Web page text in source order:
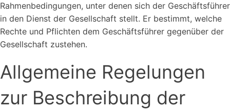
Rahmenbedingungen, unter denen sich der Geschäftsführer
in den Dienst der Gesellschaft stellt. Er bestimmt, welche
Rechte und Pflichten dem Geschäftsführer gegenüber der
Gesellschaft zustehen.
Allgemeine Regelungen
zur Beschreibung der